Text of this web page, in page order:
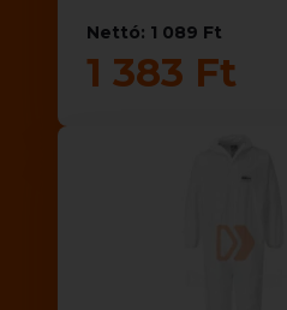
Nettó: 1 089 Ft
1 383 Ft